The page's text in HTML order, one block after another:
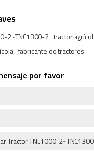
2~TNC1300-2 tractor
fabricante de tractores
por favor